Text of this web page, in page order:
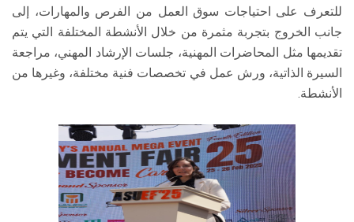
للتعرف على احتياجات سوق العمل من الفرص والمهارات، إلى
جانب الخروج بتجربة مثمرة من خلال الأنشطة المختلفة التي يتم
تقديمها مثل المحاضرات المهنية، جلسات الإرشاد المهني، مراجعة
السيرة الذاتية، ورش عمل في تخصصات فنية مختلفة، وغيرها من
الأنشطة.